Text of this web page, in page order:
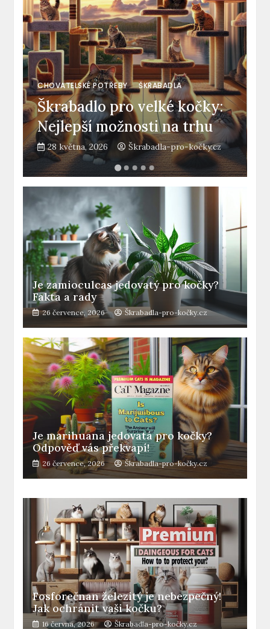
CHOVATELSKÉ POTŘEBY ŠKRABADLA
Škrabadlo pro velké kočky:
Nejlepší možnosti na trhu
28 května, 2026 Škrabadla-pro-kočky.cz
Je zamioculcas jedovatý pro kočky?
Fakta a rady
26 července, 2026 Škrabadla-pro-kočky.cz
Je marihuana jedovatá pro kočky?
Odpověď vás překvapí!
26 července, 2026 Škrabadla-pro-kočky.cz
Fosforečnan železitý je nebezpečný!
Jak ochránit vaši kočku?
16 června, 2026 Škrabadla-pro-kočky.cz